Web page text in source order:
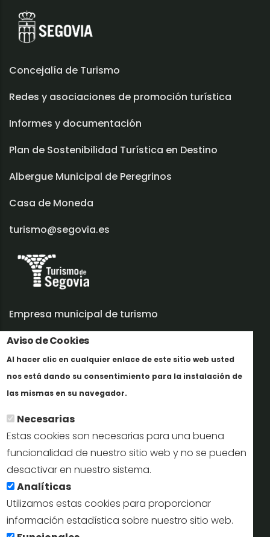
Aviso de Cookies
Al hacer clic en cualquier enlace de este sitio web usted
nos está dando su consentimiento para la instalación de
las mismas en su navegador.
Necesarias
Estas cookies son necesarias para una buena
funcionalidad de nuestro sitio web y no se pueden
desactivar en nuestro sistema.
Analíticas
Utilizamos estas cookies para proporcionar
información estadística sobre nuestro sitio web.
Concejalía de Turismo
Redes y asociaciones de promoción turística
Informes y documentación
Plan de Sostenibilidad Turística en Destino
Albergue Municipal de Peregrinos
Casa de Moneda
turismo@segovia.es
Empresa municipal de turismo
Trabaja con nosotros
Informes y documentación
Perfil del contratante
Oficinas de Turismo
reservas@turismodesegovia.com
info@turismodesegovia.com
Aviso legal |